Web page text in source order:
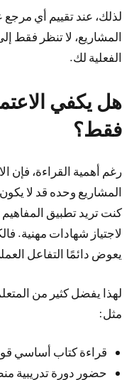
لذلك، عند تقييم أي
المشاريع، لا تنظر فقط
الفعلية لك.
هل يكفي
فقط؟
رغم أهمية القراءة، فإن
المشاريع وحده قد لا
كنت تريد تطبيق
لاجتياز شهادات مهنية.
يعوض دائمًا التفاعل
لهذا يفضل كثير من
مثل:
قراءة كتاب أساسي
حضور دورة تدريبية